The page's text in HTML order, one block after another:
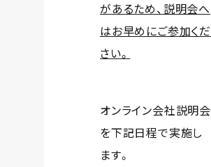
があるため、説明会へ
はお早めにご参加くだ
さい。
オンライン会社説明会
を下記日程で実施し
ます。